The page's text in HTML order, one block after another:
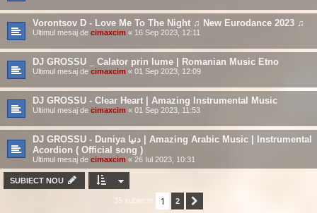
Vorontsov D - Love Me To The Night ♫ New Eurodance 2023 ♫
Ultimul mesaj de cimaxcim « 16 Sep 2023, 12:11
DJ GROSSU _ Calator prin lume | Romanian Music Etno
Ultimul mesaj de cimaxcim « 01 Sep 2023, 12:09
DJ GROSSU - Clear Heart | Amazing Instrumental Music
Ultimul mesaj de cimaxcim « 01 Sep 2023, 11:53
DJ GROSSU - Duniya دنيا | Amazing Arabic Music | Instrumental
Acordion ( Official song )
Ultimul mesaj de cimaxcim « 26 Iul 2023, 10:31
SUBIECT NOU
35 subiecte 1 2